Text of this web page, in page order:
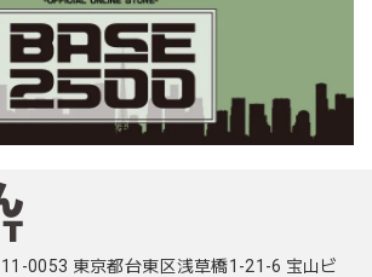
0053 東京都台東区浅草橋1-21-6 宝山ビ